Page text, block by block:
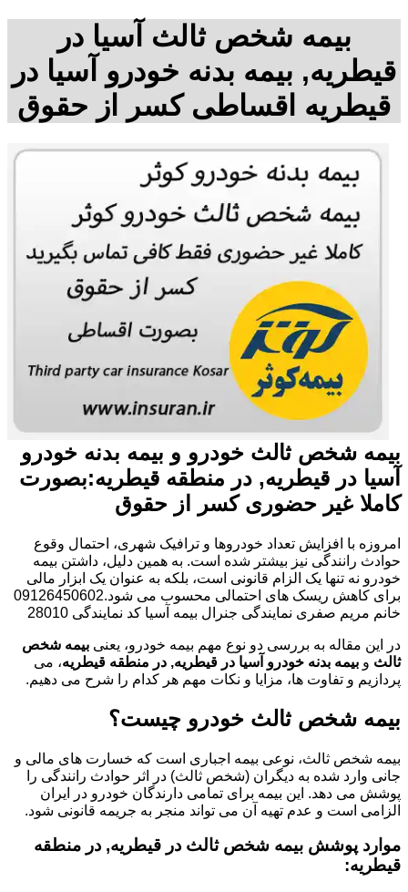
بیمه شخص ثالث آسیا در
قیطریه, بیمه بدنه خودرو آسیا در
قیطریه اقساطی کسر از حقوق
بیمه شخص ثالث خودرو و بیمه بدنه خودرو
آسیا در قیطریه, در منطقه قیطریه:بصورت
کاملا غیر حضوری کسر از حقوق
امروزه با افزایش تعداد خودروها و ترافیک شهری، احتمال وقوع
حوادث رانندگی نیز بیشتر شده است. به همین دلیل، داشتن بیمه
خودرو نه تنها یک الزام قانونی است، بلکه به عنوان یک ابزار مالی
برای کاهش ریسک های احتمالی محسوب می شود.09126450602
خانم مریم صفری نمایندگی جنرال بیمه آسیا کد نمایندگی 28010
در این مقاله به بررسی دو نوع مهم بیمه خودرو، یعنی بیمه شخص
ثالث و بیمه بدنه خودرو آسیا در قیطریه, در منطقه قیطریه، می
پردازیم و تفاوت ها، مزایا و نکات مهم هر کدام را شرح می دهیم.
بیمه شخص ثالث خودرو چیست؟
بیمه شخص ثالث، نوعی بیمه اجباری است که خسارت های مالی و
جانی وارد شده به دیگران (شخص ثالث) در اثر حوادث رانندگی را
پوشش می دهد. این بیمه برای تمامی دارندگان خودرو در ایران
الزامی است و عدم تهیه آن می تواند منجر به جریمه قانونی شود.
موارد پوشش بیمه شخص ثالث در قیطریه, در منطقه
قیطریه: